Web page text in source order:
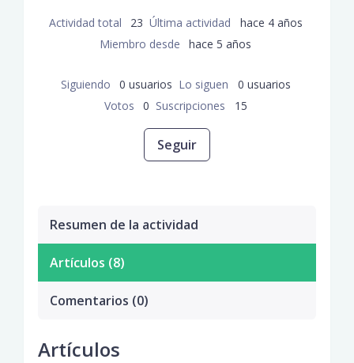
Actividad total 23 Última actividad
hace 4 años
Miembro desde
hace 5 años
Siguiendo 0 usuarios Lo siguen
0 usuarios
Votos
0 Suscripciones 15
Seguir
Resumen de la actividad
Artículos (8)
Comentarios (0)
Artículos